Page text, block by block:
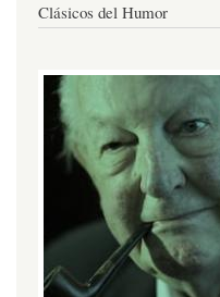
Clásicos del Humor